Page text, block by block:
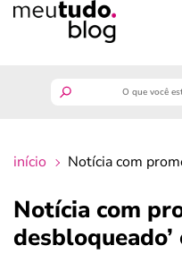
finanças
início Notícia com
Notícia com